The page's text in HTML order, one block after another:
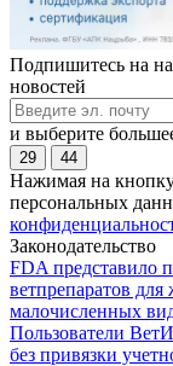
Подпишитесь на
новостей
и выберите
29 44
Нажимая на
персональных
Законодательство
FDA представило
ветпрепаратов
малочисленных
Пользователи
без привязки